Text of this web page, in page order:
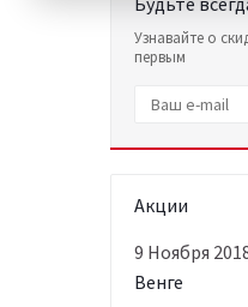
Узнавайте о
первым
Акции
9 Ноября
Венге